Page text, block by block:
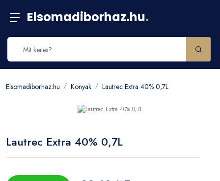
Elsomadiborhaz.hu.
Elsomadiborhaz.hu Konyak Lautrec Extra 40% 0,7L
Lautrec Extra 40% 0,7L